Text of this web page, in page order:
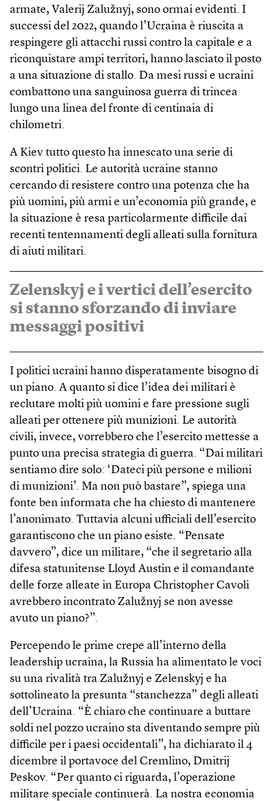
armate, Valerij Zalužnyj, sono ormai evidenti. I
successi del 2022, quando l’Ucraina è riuscita a
respingere gli attacchi russi contro la capitale e a
riconquistare ampi territori, hanno lasciato il posto
a una situazione di stallo. Da mesi russi e ucraini
combattono una sanguinosa guerra di trincea
lungo una linea del fronte di centinaia di
chilometri.
A Kiev tutto questo ha innescato una serie di
scontri politici. Le autorità ucraine stanno
cercando di resistere contro una potenza che ha
più uomini, più armi e un’economia più grande, e
la situazione è resa particolarmente difficile dai
recenti tentennamenti degli alleati sulla fornitura
di aiuti militari.
Zelenskyj e i vertici dell’esercito
si stanno sforzando di inviare
messaggi positivi
I politici ucraini hanno disperatamente bisogno di
un piano. A quanto si dice l’idea dei militari è
reclutare molti più uomini e fare pressione sugli
alleati per ottenere più munizioni. Le autorità
civili, invece, vorrebbero che l’esercito mettesse a
punto una precisa strategia di guerra. “Dai militari
sentiamo dire solo: ‘Dateci più persone e milioni
di munizioni’. Ma non può bastare”, spiega una
fonte ben informata che ha chiesto di mantenere
l’anonimato. Tuttavia alcuni ufficiali dell’esercito
garantiscono che un piano esiste. “Pensate
davvero”, dice un militare, “che il segretario alla
difesa statunitense Lloyd Austin e il comandante
delle forze alleate in Europa Christopher Cavoli
avrebbero incontrato Zalužnyj se non avesse
avuto un piano?”.
Percependo le prime crepe all’interno della
leadership ucraina, la Russia ha alimentato le voci
su una rivalità tra Zalužnyj e Zelenskyj e ha
sottolineato la presunta “stanchezza” degli alleati
dell’Ucraina. “È chiaro che continuare a buttare
soldi nel pozzo ucraino sta diventando sempre più
difficile per i paesi occidentali”, ha dichiarato il 4
dicembre il portavoce del Cremlino, Dmitrij
Peskov. “Per quanto ci riguarda, l’operazione
militare speciale continuerà. La nostra economia